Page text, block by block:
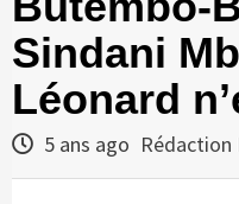
Sindani
Léonard
5 ans ago Rédaction